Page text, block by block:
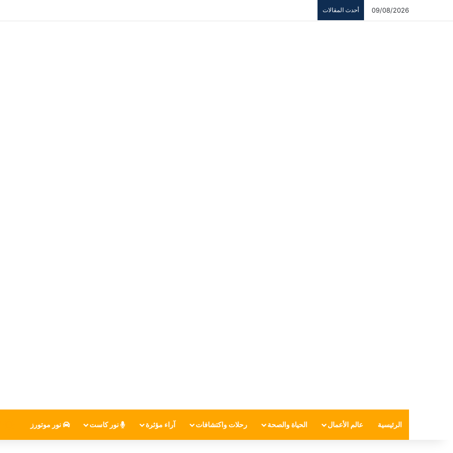
09/08/2026 أحدث المقالات
الرئيسية عالم الأعمال الحياة والصحة رحلات واكتشافات آراء مؤثرة نور كاست نور موتورز